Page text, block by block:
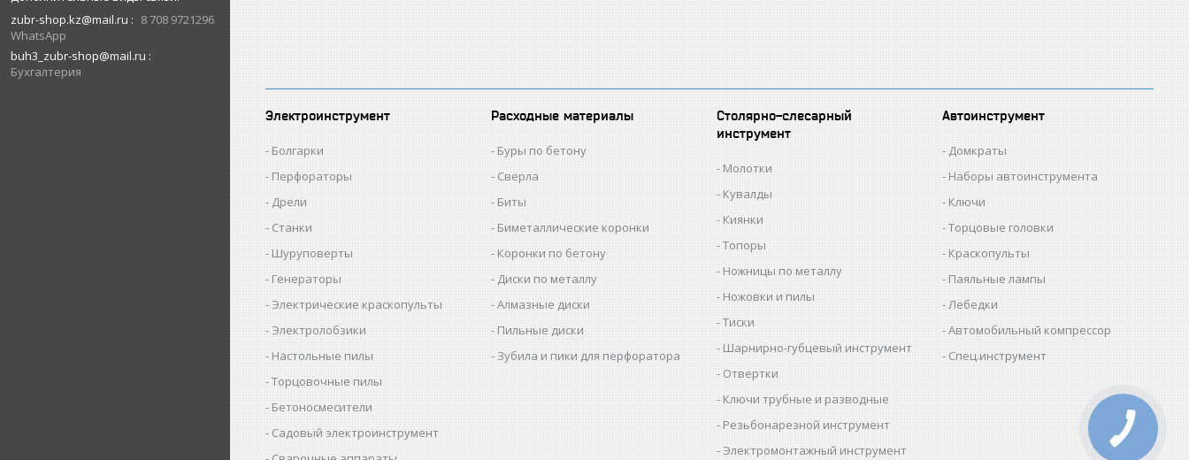
zubr-shop.kz@mail.ru
8 708 9721296
WhatsApp
buh3_zubr-shop@mail.ru
Бухгалтерия
Электроинструмент
Болгарки
Перфораторы
Дрели
Станки
Шуруповерты
Генераторы
Электрические краскопульты
Электролобзики
Настольные пилы
Торцовочные пилы
Бетоносмесители
Садовый электроинструмент
Расходные материалы
Буры по бетону
Сверла
Биты
Биметаллические коронки
Коронки по бетону
Диски по металлу
Алмазные диски
Пильные диски
Зубила и пики для перфоратора
Столярно-слесарный
инструмент
Молотки
Кувалды
Киянки
Топоры
Ножницы по металлу
Ножовки и пилы
Тиски
Шарнирно-губцевый инструмент
Отвертки
Ключи трубные и разводные
Резьбонарезной инструмент
Электромонтажный инструмент
Автоинструмент
Домкраты
Наборы автоинструмента
Ключи
Торцовые головки
Краскопульты
Паяльные лампы
Лебедки
Автомобильный компрессор
Спец.инструмент